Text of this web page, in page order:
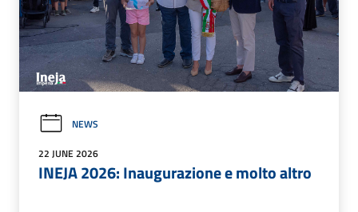
NEWS
22 JUNE 2026
INEJA 2026: Inaugurazione e molto altro